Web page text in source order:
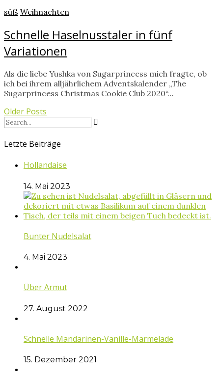
süß Weihnachten
Schnelle Haselnusstaler in fünf
Variationen
Als die liebe Yushka von Sugarprincess mich fragte, ob
ich bei ihrem alljährlichem Adventskalender „The
Sugarprincess Christmas Cookie Club 2020“…
Older Posts
Letzte Beiträge
Hollandaise
14. Mai 2023
Bunter Nudelsalat
4. Mai 2023
Über Armut
27. August 2022
Schnelle Mandarinen-Vanille-Marmelade
15. Dezember 2021